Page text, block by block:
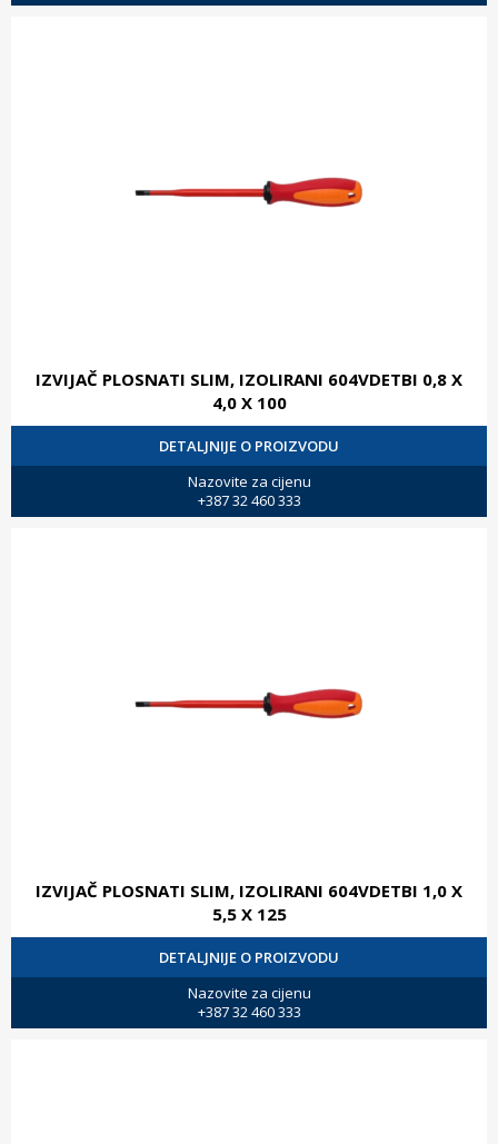
IZVIJAČ PLOSNATI SLIM, IZOLIRANI 604VDETBI 0,8 X
4,0 X 100
DETALJNIJE O PROIZVODU
Nazovite za cijenu
+387 32 460 333
IZVIJAČ PLOSNATI SLIM, IZOLIRANI 604VDETBI 1,0 X
5,5 X 125
DETALJNIJE O PROIZVODU
Nazovite za cijenu
+387 32 460 333